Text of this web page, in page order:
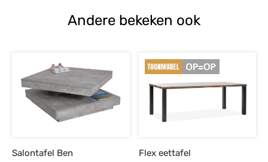
Andere bekeken ook
Salontafel Ben Flex eettafel